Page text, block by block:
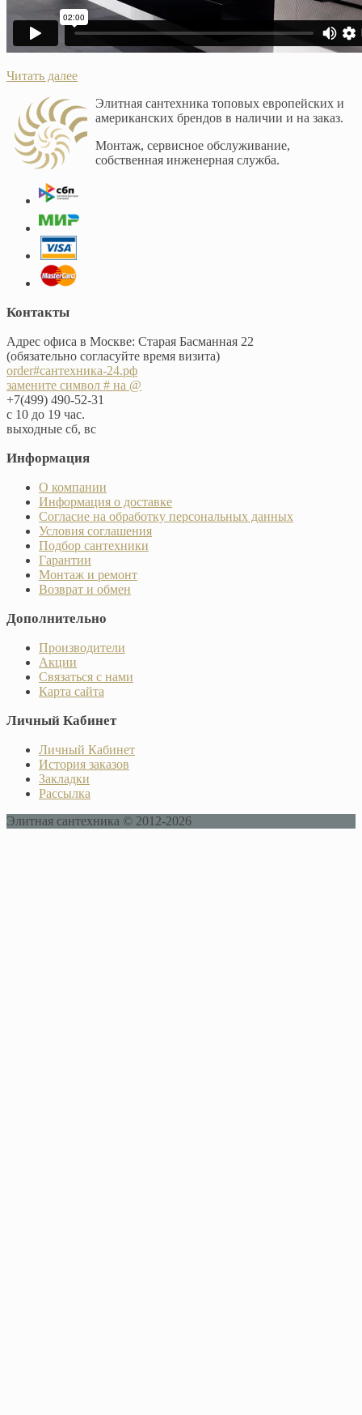
Читать далее
Элитная сантехника топовых европейских и
американских брендов в наличии и на заказ.
Монтаж, сервисное обслуживание,
собственная инженерная служба.
Контакты
Адрес офиса в Москве: Старая Басманная 22
(обязательно согласуйте время визита)
order#сантехника-24.рф
замените символ # на @
+7(499) 490-52-31
с 10 до 19 час.
выходные сб, вс
Информация
О компании
Информация о доставке
Согласие на обработку персональных данных
Условия соглашения
Подбор сантехники
Гарантии
Монтаж и ремонт
Возврат и обмен
Дополнительно
Производители
Акции
Связаться с нами
Карта сайта
Личный Кабинет
Личный Кабинет
История заказов
Закладки
Рассылка
Элитная сантехника © 2012-2026